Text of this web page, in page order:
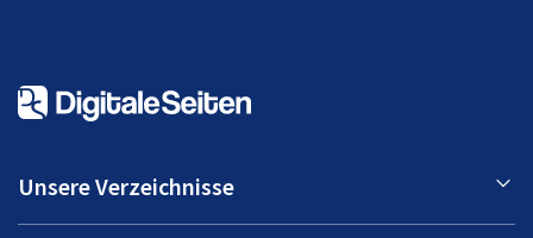
Unsere Verzeichnisse